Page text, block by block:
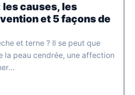
les causes, les
et 5 façons de
et terne ? Il se peut que
la peau cendrée, une affection